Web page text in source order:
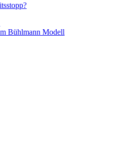
Bühlmann Modell